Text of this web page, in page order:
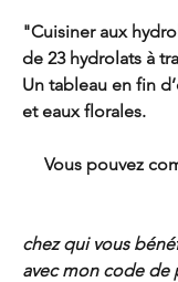
"Cuisiner aux
de 23 hydrolats à
Un tableau en fin
et eaux florales.
Vous pouvez
chez qui vous
avec mon code de